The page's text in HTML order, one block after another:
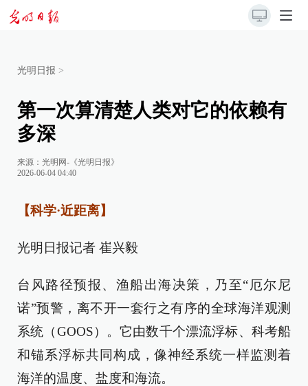
光明日报 >
第一次算清楚人类对它的依赖有
多深
来源： 光明网-《光明日报》
2026-06-04 04:40
【科学·近距离】
光明日报记者 崔兴毅
台风路径预报、渔船出海决策，乃至“厄尔尼
诺”预警，离不开一套行之有序的全球海洋观测
系统（GOOS）。它由数千个漂流浮标、科考船
和锚系浮标共同构成，像神经系统一样监测着
海洋的温度、盐度和海流。